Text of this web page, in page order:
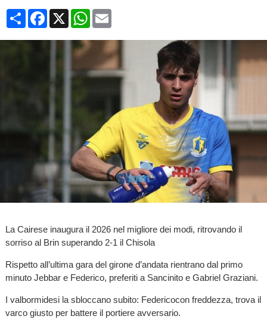
CondividiFacebook
X WhatsApp
Email
La Cairese inaugura il 2026 nel migliore dei modi, ritrovando il
sorriso al Brin superando 2-1 il Chisola
Rispetto all’ultima gara del girone d’andata rientrano dal primo
minuto Jebbar e Federico, preferiti a Sancinito e Gabriel Graziani.
I valbormidesi la sbloccano subito: Federicocon freddezza, trova il
varco giusto per battere il portiere avversario.